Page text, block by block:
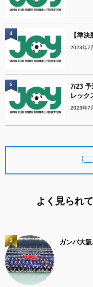
【準
2023年7
4
7/23
レック
2023年7
5
よく見られ
ガンバ大
1